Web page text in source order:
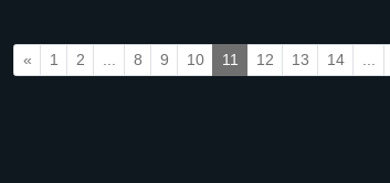
« 1 2 8 9 10 11 12 13 14